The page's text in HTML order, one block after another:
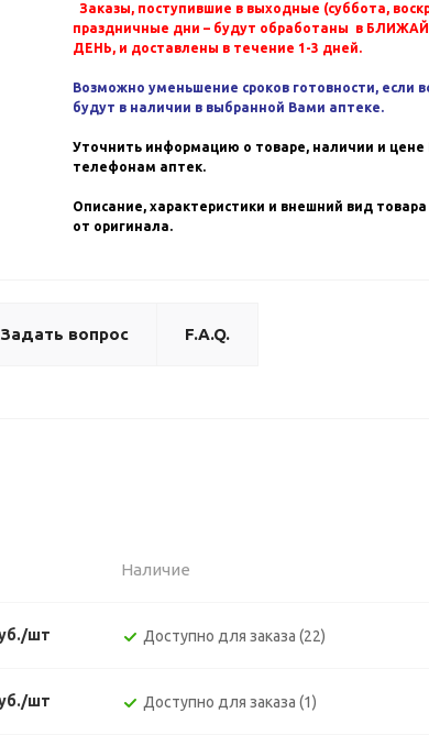
Заказы, поступившие в выходные (суббота,
праздничные дни – будут обработаны в
ДЕНЬ, и доставлены в течение 1-3 дней.
Возможно уменьшение сроков готовности, если
будут в наличии в выбранной Вами аптеке.
Уточнить информацию о товаре, наличии и
телефонам аптек.
Описание, характеристики и внешний вид
от оригинала.
Задать вопрос F.A.Q.
Наличие
шт Доступно для заказа (22)
шт Доступно для заказа (1)